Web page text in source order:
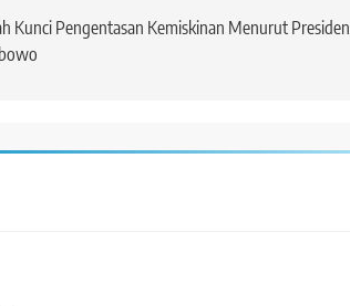
Kunci Pengentasan Kemiskinan Menurut Presiden